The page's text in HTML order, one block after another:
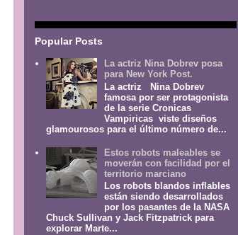
Popular Posts
La actriz Nina Dobrev posa
para New York Post.
La actriz Nina Dobrev
famosa por ser protagonista
de la serie Cronicas
Vampiricas viste diseños
glamourosos para el último número de...
Estos robots maleables se
moverán con facilidad por el
territorio marciano
Los robots blandos inflables
están siendo desarrollados
por los pasantes de la NASA
Chuck Sullivan y Jack Fitzpatrick para
explorar Marte...